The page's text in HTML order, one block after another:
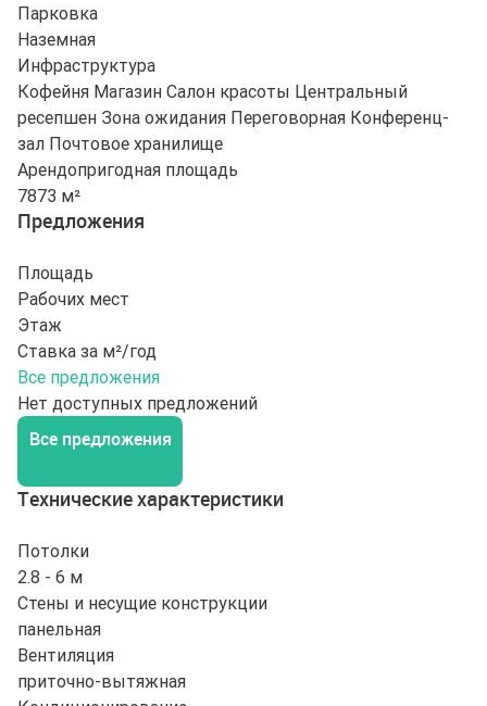
Парковка
Наземная
Инфраструктура
Кофейня Магазин Салон красоты Центральный
ресепшен Зона ожидания Переговорная Конференц-
зал Почтовое хранилище
Арендопригодная площадь
7873 м²
Предложения
Площадь
Рабочих мест
Этаж
Ставка за м²/год
Все предложения
Нет доступных предложений
Все предложения
Технические характеристики
Потолки
2.8 - 6 м
Стены и несущие конструкции
панельная
Вентиляция
приточно-вытяжная